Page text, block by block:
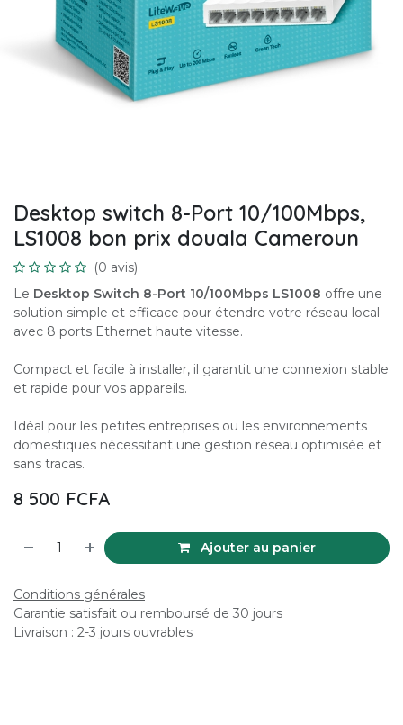
Desktop switch 8-Port 10/100Mbps,
LS1008 bon prix douala Cameroun
(0 avis)
Le Desktop Switch 8-Port 10/100Mbps LS1008 offre une
solution simple et efficace pour étendre votre réseau local
avec 8 ports Ethernet haute vitesse.
Compact et facile à installer, il garantit une connexion stable
et rapide pour vos appareils.
Idéal pour les petites entreprises ou les environnements
domestiques nécessitant une gestion réseau optimisée et
sans tracas.
8 500 FCFA
Ajouter au panier
Conditions générales
Garantie satisfait ou remboursé de 30 jours
Livraison : 2-3 jours ouvrables